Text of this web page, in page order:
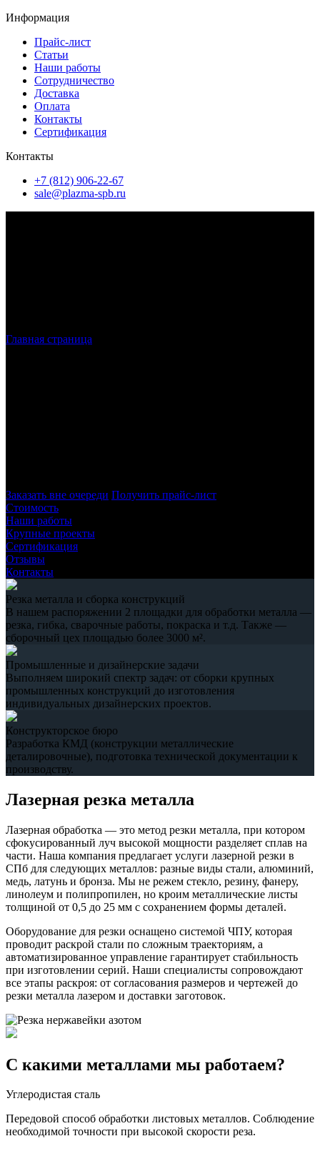
Информация
Прайс-лист
Статьи
Наши работы
Сотрудничество
Доставка
Оплата
Контакты
Сертификация
Контакты
+7 (812) 906-22-67
sale@plazma-spb.ru
Главная страница
Заказать вне очереди Получить прайс-лист
Стоимость
Наши работы
Крупные проекты
Сертификация
Отзывы
Контакты
Резка металла и сборка конструкций
В нашем распоряжении 2 площадки для обработки металла —
резка, гибка, сварочные работы, покраска и т.д. Также —
сборочный цех площадью более 3000 м².
Промышленные и дизайнерские задачи
Выполняем широкий спектр задач: от сборки крупных
промышленных конструкций до изготовления
индивидуальных дизайнерских проектов.
Конструкторское бюро
Разработка КМД (конструкции металлические
деталировочные), подготовка технической документации к
производству.
Лазерная резка металла
Лазерная обработка — это метод резки металла, при котором
сфокусированный луч высокой мощности разделяет сплав на
части. Наша компания предлагает услуги лазерной резки в
СПб для следующих металлов: разные виды стали, алюминий,
медь, латунь и бронза. Мы не режем стекло, резину, фанеру,
линолеум и полипропилен, но кроим металлические листы
толщиной от 0,5 до 25 мм с сохранением формы деталей.
Оборудование для резки оснащено системой ЧПУ, которая
проводит раскрой стали по сложным траекториям, а
автоматизированное управление гарантирует стабильность
при изготовлении серий. Наши специалисты сопровождают
все этапы раскроя: от согласования размеров и чертежей до
резки металла лазером и доставки заготовок.
С какими металлами мы работаем?
Углеродистая сталь
Передовой способ обработки листовых металлов. Соблюдение
необходимой точности при высокой скорости реза.